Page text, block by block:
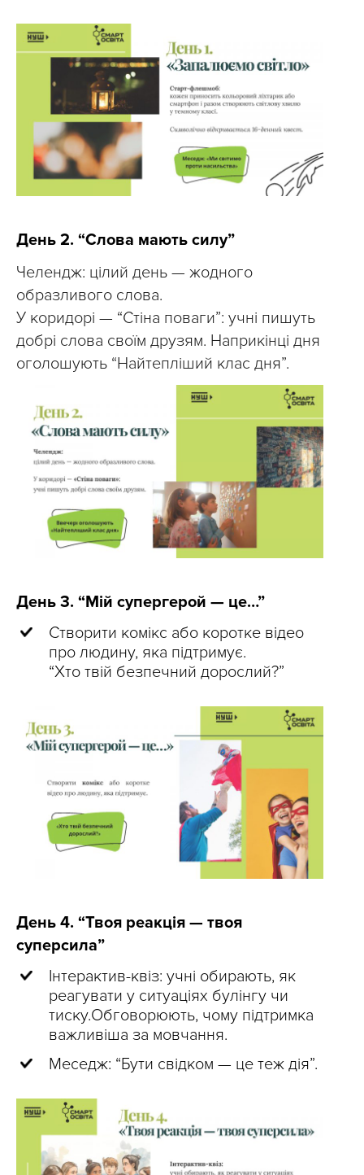
День 2. “Слова мають силу”
Челендж: цілий день — жодного
образливого слова.
У коридорі — “Стіна поваги”: учні пишуть
добрі слова своїм друзям. Наприкінці дня
оголошують “Найтепліший клас дня”.
День 3. “Мій супергерой — це…”
Створити комікс або коротке відео
про людину, яка підтримує.
“Хто твій безпечний дорослий?”
День 4. “Твоя реакція — твоя
суперсила”
Інтерактив-квіз: учні обирають, як
реагувати у ситуаціях булінгу чи
тиску.Обговорюють, чому підтримка
важливіша за мовчання.
Меседж: “Бути свідком — це теж дія”.